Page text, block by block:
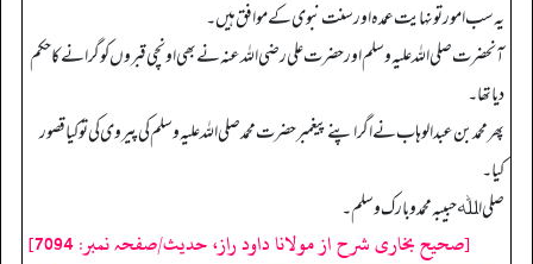
یہ سب امور تو نہایت عمدہ اور سنت نبوی کے موافق ہیں۔
آنحضرت صلی اللہ علیہ وسلم اور حضرت علی رضی اللہ عنہ نے بھی اونچی قبروں کو گرانے کا حکم
دیا تھا۔
پھر محمد بن عبدالوہاب نے اگر اپنے پیغمبر حضرت محمد صلی اللہ علیہ وسلم کی پیروی کی تو کیا قصور
کیا۔
صلی اﷲ حبیبه محمد و بارك وسلم۔
[صحیح بخاری شرح از مولانا داود راز، حدیث/صفحہ نمبر: 7094]